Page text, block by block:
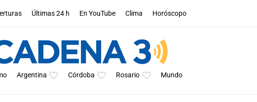
Últimas 24 h En YouTube Clima Horóscopo
Argentina Córdoba Rosario Mundo